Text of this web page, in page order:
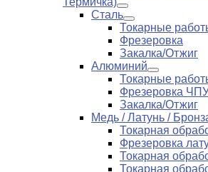
Сталь
Токарные
Фрезеровка
Закалка/Отжиг
Алюминий
Токарные
Фрезеровка
Закалка/Отжиг
Медь / Латунь /
Токарная
Фрезеровка
Токарная
Токарная